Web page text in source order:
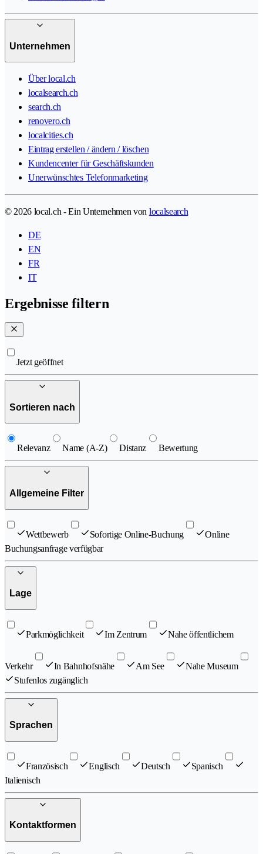
Unternehmen
Über local.ch
localsearch.ch
search.ch
renovero.ch
localcities.ch
Eintrag erstellen / ändern / löschen
Kundencenter für Geschäftskunden
Unerwünschtes Telefonmarketing
© 2026 local.ch - Ein Unternehmen von localsearch
DE
EN
FR
IT
Ergebnisse filtern
Jetzt geöffnet
Sortieren nach
Relevanz Name (A-Z) Distanz Bewertung
Allgemeine Filter
Wettbewerb Sofortige Online-Buchung
Online
Buchungsanfrage verfügbar
Lage
Parkmöglichkeit Im Zentrum Nahe öffentlichem
Verkehr In Bahnhofsnähe Am See
Nahe Museum
Stufenlos zugänglich
Sprachen
Französisch Englisch Deutsch
Spanisch
Italienisch
Kontaktformen